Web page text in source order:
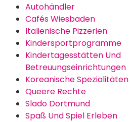
Autohändler
Cafés Wiesbaden
Italienische Pizzerien
Kindersportprogramme
Kindertagesstätten Und
Betreuungseinrichtungen
Koreanische Spezialitäten
Queere Rechte
Slado Dortmund
Spaß Und Spiel Erleben